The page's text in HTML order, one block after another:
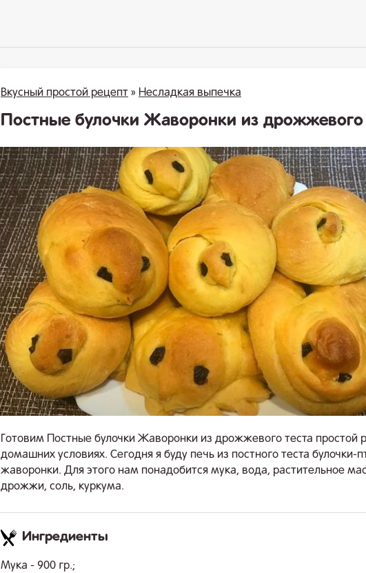
Вкусный простой рецепт » Несладкая выпечка
Постные булочки Жаворонки из дрожжевого
Готовим Постные булочки Жаворонки из дрожжевого теста простой
домашних условиях. Сегодня я буду печь из постного теста булочки-
жаворонки. Для этого нам понадобится мука, вода, растительное
дрожжи, соль, куркума.
Ингредиенты
Мука - 900 гр.;